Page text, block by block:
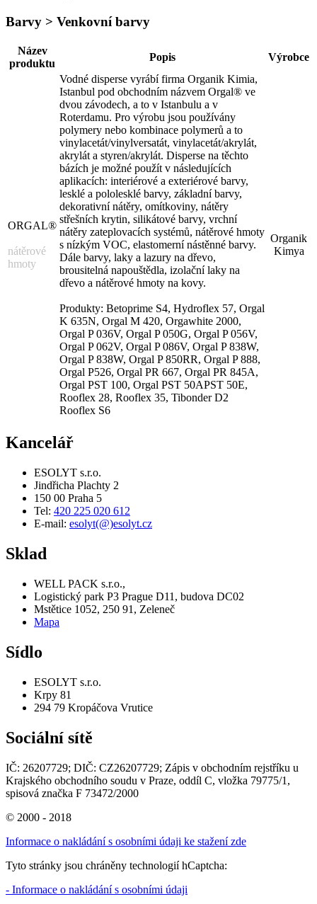
Barvy > Venkovní barvy
Název
produktu
Popis Výrobce
ORGAL®
nátěrové
hmoty
Vodné disperse vyrábí firma Organik Kimia,
Istanbul pod obchodním názvem Orgal® ve
dvou závodech, a to v Istanbulu a v
Roterdamu. Pro výrobu jsou používány
polymery nebo kombinace polymerů a to
vinylacetát/vinylversatát, vinylacetát/akrylát,
akrylát a styren/akrylát. Disperse na těchto
bázích je možné použít v následujících
aplikacích: interiérové a exteriérové barvy,
lesklé a pololesklé barvy, základní barvy,
dekorativní nátěry, omítkoviny, nátěry
střešních krytin, silikátové barvy, vrchní
nátěry zateplovacích systémů, nátěrové hmoty
s nízkým VOC, elastomerní nástěnné barvy.
Dále barvy, laky a lazury na dřevo,
brousitelná napouštědla, izolační laky na
dřevo a nátěrové hmoty na kovy.
Produkty: Betoprime S4, Hydroflex 57, Orgal
K 635N, Orgal M 420, Orgawhite 2000,
Orgal P 036V, Orgal P 050G, Orgal P 056V,
Orgal P 062V, Orgal P 086V, Orgal P 838W,
Orgal P 838W, Orgal P 850RR, Orgal P 888,
Orgal P526, Orgal PR 667, Orgal PR 845A,
Orgal PST 100, Orgal PST 50APST 50E,
Rooflex 28, Rooflex 35, Tibonder D2
Rooflex S6
Organik
Kimya
Kancelář
ESOLYT s.r.o.
Jindřicha Plachty 2
150 00 Praha 5
Tel: 420 225 020 612
E-mail: esolyt(@)esolyt.cz
Sklad
WELL PACK s.r.o.,
Logistický park P3 Prague D11, budova DC02
Mstětice 1052, 250 91, Zeleneč
Mapa
Sídlo
ESOLYT s.r.o.
Krpy 81
294 79 Kropáčova Vrutice
Sociální sítě
IČ: 26207729; DIČ: CZ26207729; Zápis v obchodním rejstříku u
Krajského obchodního soudu v Praze, oddíl C, vložka 79775/1,
spisová značka F 73472/2000
© 2000 - 2018
Informace o nakládání s osobními údaji ke stažení zde
Tyto stránky jsou chráněny technologií hCaptcha:
- Informace o nakládání s osobními údaji